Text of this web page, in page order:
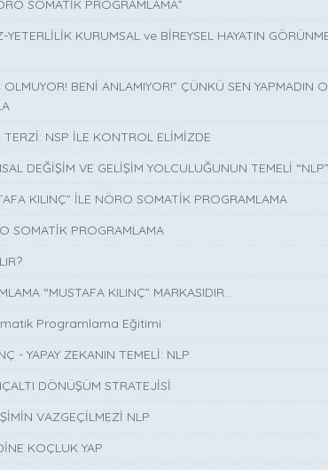
SOMATİK PROGRAMLAMA”
KURUMSAL ve BİREYSEL HAYATIN
BENİ ANLAMIYOR!” ÇÜNKÜ SEN YAPMADIN
NSP İLE KONTROL ELİMİZDE
DEĞİŞİM VE GELİŞİM YOLCULUĞUNUN TEMELİ
KILINÇ” İLE NÖRO SOMATİK PROGRAMLAMA
SOMATİK PROGRAMLAMA
“MUSTAFA KILINÇ” MARKASIDIR…
Programlama Eğitimi
- YAPAY ZEKANIN TEMELİ: NLP
DÖNÜŞÜM STRATEJİSİ
VAZGEÇİLMEZİ NLP
KOÇLUK YAP